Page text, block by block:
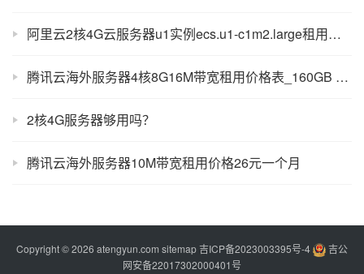
阿里云2核4G云服务器u1实例ecs.u1-c1m2.large租用价格389元1年
腾讯云海外服务器4核8G16M带宽租用价格表_160GB SSD盘
2核4G服务器够用吗？
腾讯云海外服务器10M带宽租用价格26元一个月
Copyright © 2026 atengyun.com sitemap吉ICP备2023003395号-4
吉公
网安备22017302000401号